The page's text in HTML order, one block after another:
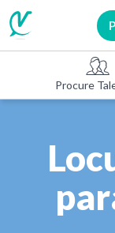
Procure